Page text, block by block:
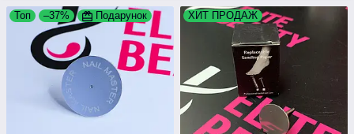
Топ –37% Подарунок ХИТ ПРОДАЖ